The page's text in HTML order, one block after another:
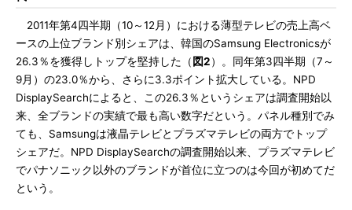
2011年第4四半期（10～12月）における薄型テレビの売上高ベ
ースの上位ブランド別シェアは、韓国のSamsung Electronicsが
26.3％を獲得しトップを堅持した（ 図2）。同年第3四半期（7～
9月）の23.0％から、さらに3.3ポイント拡大している。NPD
DisplaySearchによると、この26.3％というシェアは調査開始以
来、全ブランドの実績で最も高い数字だという。パネル種別でみ
ても、Samsungは液晶テレビとプラズマテレビの両方でトップ
シェアだ。NPD DisplaySearchの調査開始以来、プラズマテレビ
でパナソニック以外のブランドが首位に立つのは今回が初めてだ
という。